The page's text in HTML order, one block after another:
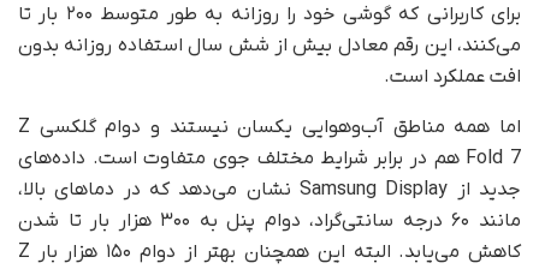
برای کاربرانی که گوشی خود را روزانه به‌ طور متوسط ۲۰۰ بار تا
می‌کنند، این رقم معادل بیش از شش سال استفاده روزانه بدون
افت عملکرد است.
اما همه مناطق آب‌وهوایی یکسان نیستند و دوام گلکسی Z
Fold 7 هم در برابر شرایط مختلف جوی متفاوت است. داده‌های
جدید از Samsung Display نشان می‌دهد که در دماهای بالا،
مانند ۶۰ درجه سانتی‌گراد، دوام پنل به ۳۰۰ هزار بار تا شدن
کاهش می‌یابد. البته این همچنان بهتر از دوام ۱۵۰ هزار بار Z